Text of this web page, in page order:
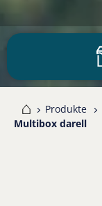
Produkte
Multibox darell